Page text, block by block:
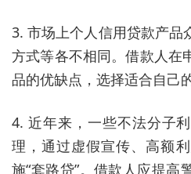
3. 市场上个人信用贷款产品
方式等各不相同。借款人在
品的优缺点，选择适合自己
4. 近年来，一些不法分子
理，通过虚假宣传、高额
施“套路贷”。借款人应提高